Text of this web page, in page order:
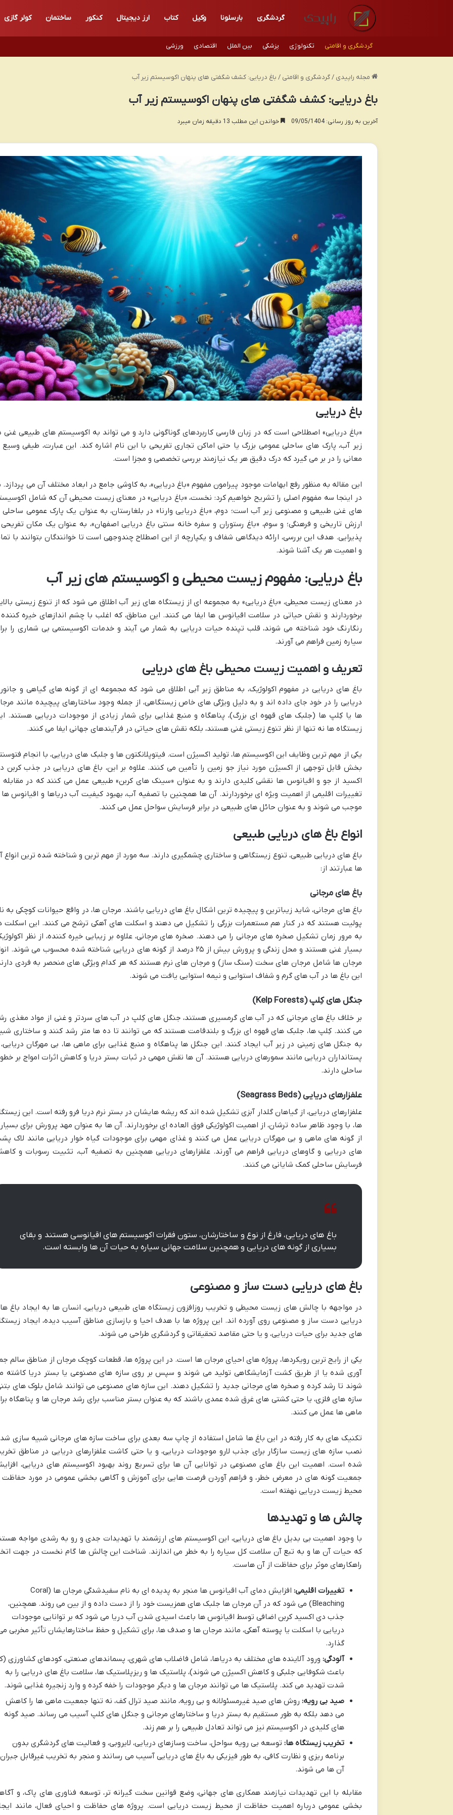
گردشگری بارسلونا وکیل کتاب ارز دیجیتال کنکور ساختمان کولر گازی
گردشگری و اقامتی تکنولوژی پزشکی بین الملل اقتصادی ورزشی
مجله راپیدی / گردشگری و اقامتی / باغ دریایی: کشف شگفتی های پنهان اکوسیستم زیر آب
باغ دریایی: کشف شگفتی های پنهان اکوسیستم زیر آب
آخرین به روز رسانی: 09/05/1404 خواندن این مطلب 13 دقیقه زمان میبرد
باغ دریایی
«باغ دریایی» اصطلاحی است که در زبان فارسی کاربردهای گوناگونی دارد و می تواند به اکوسیستم های طبیعی غنی
زیر آب، پارک های ساحلی عمومی بزرگ یا حتی اماکن تجاری تفریحی با این نام اشاره کند. این عبارت، طیفی وسیع
معانی را در بر می گیرد که درک دقیق هر یک نیازمند بررسی تخصصی و مجزا است.
این مقاله به منظور رفع ابهامات موجود پیرامون مفهوم «باغ دریایی»، به کاوشی جامع در ابعاد مختلف آن می پردازد.
در اینجا سه مفهوم اصلی را تشریح خواهیم کرد: نخست، «باغ دریایی» در معنای زیست محیطی آن که شامل
های غنی طبیعی و مصنوعی زیر آب است؛ دوم، «باغ دریایی وارنا» در بلغارستان، به عنوان یک پارک عمومی ساحلی
ارزش تاریخی و فرهنگی؛ و سوم، «باغ رستوران و سفره خانه سنتی باغ دریایی اصفهان»، به عنوان یک مکان
پذیرایی. هدف این بررسی، ارائه دیدگاهی شفاف و یکپارچه از این اصطلاح چندوجهی است تا خوانندگان بتوانند با
و اهمیت هر یک آشنا شوند.
باغ دریایی: مفهوم زیست محیطی و اکوسیستم های زیر آب
در معنای زیست محیطی، «باغ دریایی» به مجموعه ای از زیستگاه های زیر آب اطلاق می شود که از تنوع زیستی
برخوردارند و نقش حیاتی در سلامت اقیانوس ها ایفا می کنند. این مناطق، که اغلب با چشم اندازهای خیره
رنگارنگ خود شناخته می شوند، قلب تپنده حیات دریایی به شمار می آیند و خدمات اکوسیستمی بی شماری را
سیاره زمین فراهم می آورند.
تعریف و اهمیت زیست محیطی باغ های دریایی
باغ های دریایی در مفهوم اکولوژیک، به مناطق زیر آبی اطلاق می شود که مجموعه ای از گونه های گیاهی و
دریایی را در خود جای داده اند و به دلیل ویژگی های خاص زیستگاهی، از جمله وجود ساختارهای پیچیده مانند
ها یا کِلپ ها (جلبک های قهوه ای بزرگ)، پناهگاه و منبع غذایی برای شمار زیادی از موجودات دریایی هستند.
زیستگاه ها نه تنها از نظر تنوع زیستی غنی هستند، بلکه نقش های حیاتی در فرآیندهای جهانی ایفا می کنند.
یکی از مهم ترین وظایف این اکوسیستم ها، تولید اکسیژن است. فیتوپلانکتون ها و جلبک های دریایی، با انجام
بخش قابل توجهی از اکسیژن مورد نیاز جو زمین را تأمین می کنند. علاوه بر این، باغ های دریایی در جذب کربن
اکسید از جو و اقیانوس ها نقشی کلیدی دارند و به عنوان «سینک های کربن» طبیعی عمل می کنند که در مقابله
تغییرات اقلیمی از اهمیت ویژه ای برخوردارند. آن ها همچنین با تصفیه آب، بهبود کیفیت آب دریاها و اقیانوس ها
موجب می شوند و به عنوان حائل های طبیعی در برابر فرسایش سواحل عمل می کنند.
انواع باغ های دریایی طبیعی
باغ های دریایی طبیعی، تنوع زیستگاهی و ساختاری چشمگیری دارند. سه مورد از مهم ترین و شناخته شده ترین انواع
ها عبارتند از:
باغ های مرجانی
باغ های مرجانی، شاید زیباترین و پیچیده ترین اشکال باغ های دریایی باشند. مرجان ها، در واقع حیوانات کوچکی به
پولیت هستند که در کنار هم مستعمرات بزرگی را تشکیل می دهند و اسکلت های آهکی ترشح می کنند. این اسکلت
به مرور زمان تشکیل صخره های مرجانی را می دهند. صخره های مرجانی، علاوه بر زیبایی خیره کننده، از نظر
بسیار غنی هستند و محل زندگی و پرورش بیش از ۲۵ درصد از گونه های دریایی شناخته شده محسوب می شوند.
مرجان ها شامل مرجان های سخت (سنگ ساز) و مرجان های نرم هستند که هر کدام ویژگی های منحصر به فردی
این باغ ها در آب های گرم و شفاف استوایی و نیمه استوایی یافت می شوند.
جنگل های کِلپ (Kelp Forests)
بر خلاف باغ های مرجانی که در آب های گرمسیری هستند، جنگل های کِلپ در آب های سردتر و غنی از مواد مغذی
می کنند. کِلپ ها، جلبک های قهوه ای بزرگ و بلندقامت هستند که می توانند تا ده ها متر رشد کنند و ساختاری
به جنگل های زمینی در زیر آب ایجاد کنند. این جنگل ها پناهگاه و منبع غذایی برای ماهی ها، بی مهرگان
پستانداران دریایی مانند سمورهای دریایی هستند. آن ها نقش مهمی در ثبات بستر دریا و کاهش اثرات امواج بر
ساحلی دارند.
علفزارهای دریایی (Seagrass Beds)
علفزارهای دریایی، از گیاهان گلدار آبزی تشکیل شده اند که ریشه هایشان در بستر نرم دریا فرو رفته است. این
ها، با وجود ظاهر ساده ترشان، از اهمیت اکولوژیکی فوق العاده ای برخوردارند. آن ها به عنوان مهد پرورش برای
از گونه های ماهی و بی مهرگان دریایی عمل می کنند و غذای مهمی برای موجودات گیاه خوار دریایی مانند لاک
های دریایی و گاوهای دریایی فراهم می آورند. علفزارهای دریایی همچنین به تصفیه آب، تثبیت رسوبات و
فرسایش ساحلی کمک شایانی می کنند.
باغ های دریایی، فارغ از نوع و ساختارشان، ستون فقرات اکوسیستم های اقیانوسی هستند و بقای
بسیاری از گونه های دریایی و همچنین سلامت جهانی سیاره به حیات آن ها وابسته است.
باغ های دریایی دست ساز و مصنوعی
در مواجهه با چالش های زیست محیطی و تخریب روزافزون زیستگاه های طبیعی دریایی، انسان ها به ایجاد باغ
دریایی دست ساز و مصنوعی روی آورده اند. این پروژه ها با هدف احیا و بازسازی مناطق آسیب دیده، ایجاد
های جدید برای حیات دریایی، و یا حتی مقاصد تحقیقاتی و گردشگری طراحی می شوند.
یکی از رایج ترین رویکردها، پروژه های احیای مرجان ها است. در این پروژه ها، قطعات کوچک مرجان از مناطق سالم
آوری شده یا از طریق کشت آزمایشگاهی تولید می شوند و سپس بر روی سازه های مصنوعی یا بستر دریا کاشته
شوند تا رشد کرده و صخره های مرجانی جدید را تشکیل دهند. این سازه های مصنوعی می توانند شامل بلوک های
سازه های فلزی، یا حتی کشتی های غرق شده عمدی باشند که به عنوان بستر مناسب برای رشد مرجان ها و پناهگاه
ماهی ها عمل می کنند.
تکنیک های به کار رفته در این باغ ها شامل استفاده از چاپ سه بعدی برای ساخت سازه های مرجانی شبیه سازی
نصب سازه های زیست سازگار برای جذب لارو موجودات دریایی، و یا حتی کاشت علفزارهای دریایی در مناطق
شده است. اهمیت این باغ های مصنوعی در توانایی آن ها برای تسریع روند بهبود اکوسیستم های دریایی،
جمعیت گونه های در معرض خطر، و فراهم آوردن فرصت هایی برای آموزش و آگاهی بخشی عمومی در مورد حفاظت
محیط زیست دریایی نهفته است.
چالش ها و تهدیدها
با وجود اهمیت بی بدیل باغ های دریایی، این اکوسیستم های ارزشمند با تهدیدات جدی و رو به رشدی مواجه
که حیات آن ها و به تبع آن سلامت کل سیاره را به خطر می اندازند. شناخت این چالش ها گام نخست در جهت
راهکارهای موثر برای حفاظت از آن هاست.
تغییرات اقلیمی:
افزایش دمای آب اقیانوس ها منجر به پدیده ای به نام سفیدشدگی مرجان ها (Coral
Bleaching) می شود که در آن مرجان ها جلبک های همزیست خود را از دست داده و از بین می روند. همچنین،
جذب دی اکسید کربن اضافی توسط اقیانوس ها باعث اسیدی شدن آب دریا می شود که بر توانایی موجودات
دریایی با اسکلت یا پوسته آهکی، مانند مرجان ها و صدف ها، برای تشکیل و حفظ ساختارهایشان تأثیر مخربی
گذارد.
آلودگی: ورود آلاینده های مختلف به دریاها، شامل فاضلاب های شهری، پسماندهای صنعتی، کودهای کشاورزی
باعث شکوفایی جلبکی و کاهش اکسیژن می شوند)، پلاستیک ها و ریزپلاستیک ها، سلامت باغ های دریایی را به
شدت تهدید می کند. پلاستیک ها می توانند مرجان ها و دیگر موجودات را خفه کرده و وارد زنجیره غذایی شوند.
صید بی رویه: روش های صید غیرمسئولانه و بی رویه، مانند صید ترال کف، نه تنها جمعیت ماهی ها را کاهش
می دهد بلکه به طور مستقیم به بستر دریا و ساختارهای مرجانی و جنگل های کلپ آسیب می رساند. صید گونه
های کلیدی در اکوسیستم نیز می تواند تعادل طبیعی را بر هم زند.
تخریب زیستگاه ها: توسعه بی رویه سواحل، ساخت وسازهای دریایی، لایروبی، و فعالیت های گردشگری بدون
برنامه ریزی و نظارت کافی، به طور فیزیکی به باغ های دریایی آسیب می رسانند و منجر به تخریب غیرقابل جبران
آن ها می شوند.
مقابله با این تهدیدات نیازمند همکاری های جهانی، وضع قوانین سخت گیرانه تر، توسعه فناوری های پاک، و
بخشی عمومی درباره اهمیت حفاظت از محیط زیست دریایی است. پروژه های حفاظت و احیای فعال، مانند